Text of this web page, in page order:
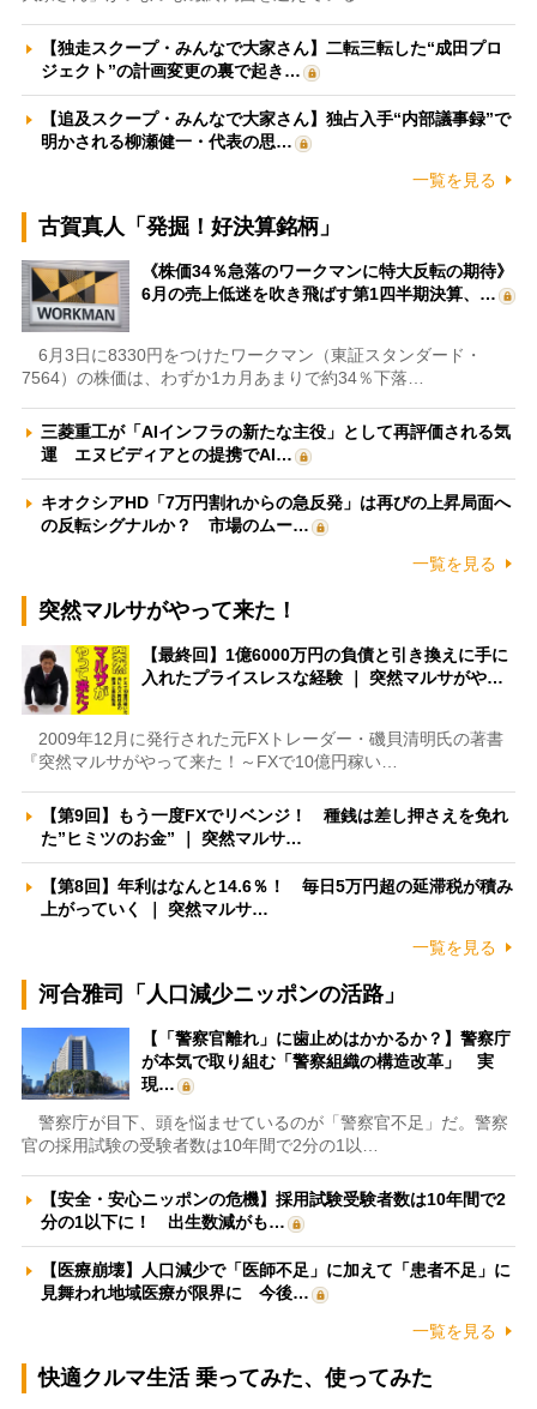
【独走スクープ・みんなで大家さん】二転三転した“成田プロ
ジェクト”の計画変更の裏で起き…
【追及スクープ・みんなで大家さん】独占入手“内部議事録”で
明かされる柳瀬健一・代表の思…
一覧を見る
古賀真人「発掘！好決算銘柄」
《株価34％急落のワークマンに特大反転の期待》
6月の売上低迷を吹き飛ばす第1四半期決算、…
6月3日に8330円をつけたワークマン（東証スタンダード・
7564）の株価は、わずか1カ月あまりで約34％下落…
三菱重工が「AIインフラの新たな主役」として再評価される気
運 エヌビディアとの提携でAI…
キオクシアHD「7万円割れからの急反発」は再びの上昇局面へ
の反転シグナルか？ 市場のムー…
一覧を見る
突然マルサがやって来た！
【最終回】1億6000万円の負債と引き換えに手に
入れたプライスレスな経験 ｜ 突然マルサがや…
2009年12月に発行された元FXトレーダー・磯貝清明氏の著書
『突然マルサがやって来た！～FXで10億円稼い…
【第9回】もう一度FXでリベンジ！ 種銭は差し押さえを免れ
た”ヒミツのお金” ｜ 突然マルサ…
【第8回】年利はなんと14.6％！ 毎日5万円超の延滞税が積み
上がっていく ｜ 突然マルサ…
一覧を見る
河合雅司「人口減少ニッポンの活路」
【「警察官離れ」に歯止めはかかるか？】警察庁
が本気で取り組む「警察組織の構造改革」 実
現…
警察庁が目下、頭を悩ませているのが「警察官不足」だ。警察
官の採用試験の受験者数は10年間で2分の1以…
【安全・安心ニッポンの危機】採用試験受験者数は10年間で2
分の1以下に！ 出生数減がも…
【医療崩壊】人口減少で「医師不足」に加えて「患者不足」に
見舞われ地域医療が限界に 今後…
一覧を見る
快適クルマ生活 乗ってみた、使ってみた